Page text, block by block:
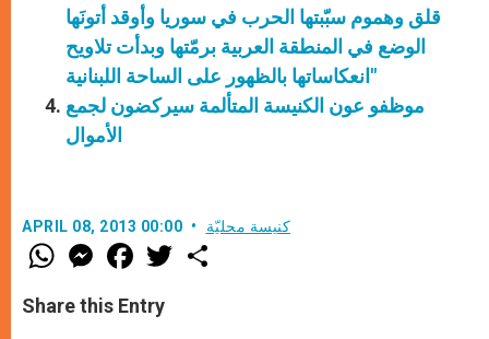
قلق وهموم سبّبتها الحرب في سوريا وأوقد أتونَها
الوضع في المنطقة العربية برمّتها وبدأت تلاويح
انعكاساتها بالظهور على الساحة اللبنانية"
موظفو عون الكنيسة المتألمة سيركضون لجمع
الأموال
APRIL 08, 2013 00:00 كنيسة محليّة
W
h
t
s
M
e
s
e
F
a
e
b
w
Share this Entry